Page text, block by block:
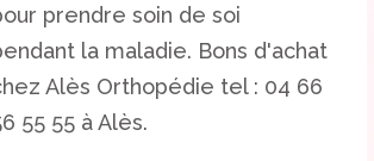
prendre soin de soi
la maladie. Bons d'achat
Alès Orthopédie tel : 04 66
55 55 à Alès.